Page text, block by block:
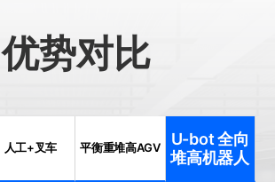
优势对比
人工+叉车 平衡重堆高AGV
U-bot 全向
堆高机器人